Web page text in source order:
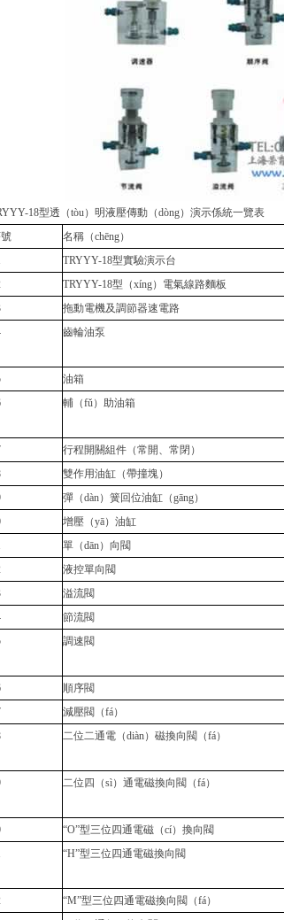
18型透（tòu）明液壓傳動（dòng）演示係統一覽表
名稱（chēng）
TRYYY-18型實驗演示台
TRYYY-18型（xíng）電氣線路麵板
拖動電機及調節器速電路
齒輪油泵
油箱
輔（fǔ）助油箱
行程開關組件（常開、常閉）
雙作用油缸（帶撞塊）
彈（dàn）簧回位油缸（gāng）
增壓（yā）油缸
單（dān）向閥
液控單向閥
溢流閥
節流閥
調速閥
順序閥
減壓閥（fá）
二位二通電（diàn）磁換向閥（fá）
二位四（sì）通電磁換向閥（fá）
“O”型三位四通電磁（cí）換向閥
“H”型三位四通電磁換向閥
“M”型三位四通電磁換向閥（fá）